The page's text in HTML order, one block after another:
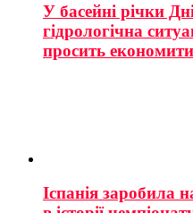
У басейні річки
гідрологічна
просить
Іспанія заробила